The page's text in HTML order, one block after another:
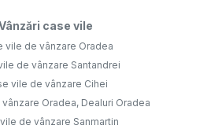
case vile
vile de vânzare Oradea
de vânzare Santandrei
vile de vânzare Cihei
Oradea, Dealuri Oradea
de vânzare Sanmartin